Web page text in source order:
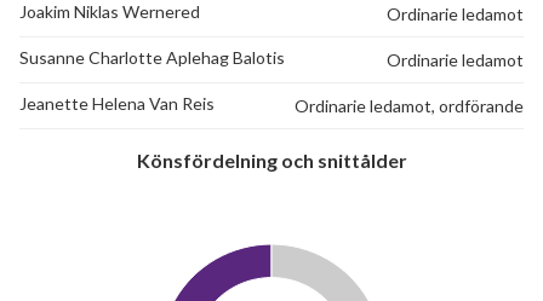
Joakim Niklas Wernered Ordinarie ledamot
Susanne Charlotte Aplehag Balotis Ordinarie ledamot
Jeanette Helena Van Reis Ordinarie ledamot, ordförande
Könsfördelning och snittålder